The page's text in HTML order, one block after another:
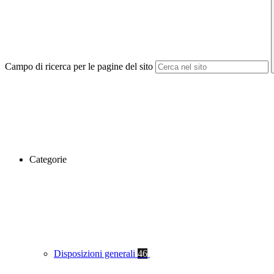
Campo di ricerca per le pagine del sito
Categorie
Disposizioni generali 46